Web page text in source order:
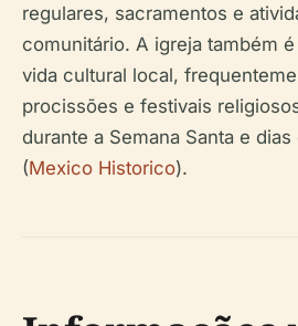
regulares, sacramentos e
comunitário. A igreja também
vida cultural local,
procissões e festivais
durante a Semana Santa e
(Mexico Historico).